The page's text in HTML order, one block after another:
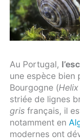
Au Portugal,
une espèce bien
Bourgogne (
striée de lignes
gris français, il
notamment en
modernes ont